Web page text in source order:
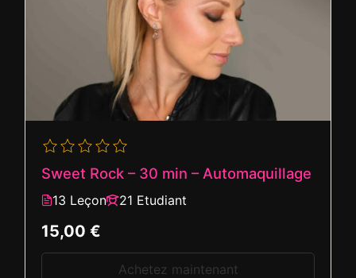
Sweet Rock – 30 min – Automaquillage
13 Leçon 21 Etudiant
15,00 €
Achetez maintenant